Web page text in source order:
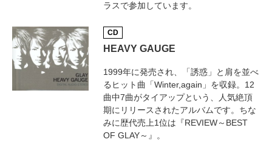
ラスで参加しています。
CD
HEAVY GAUGE
1999年に発売され、「誘惑」と肩を並べ
るヒット曲「Winter,again」を収録。12
曲中7曲がタイアップという、人気絶頂
期にリリースされたアルバムです。ちな
みに歴代売上1位は『REVIEW～BEST
OF GLAY～』。